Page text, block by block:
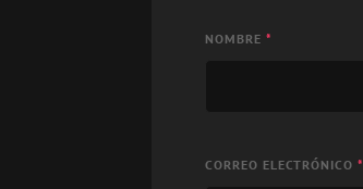
NOMBRE*
CORREO ELECTRÓNICO*